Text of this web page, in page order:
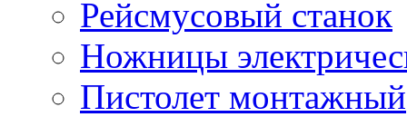
Рейсмусовый станок
Ножницы
Пистолет монтажный